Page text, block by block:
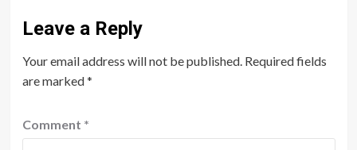
Leave a Reply
Your email address will not be published. Required fields
are marked*
Comment *